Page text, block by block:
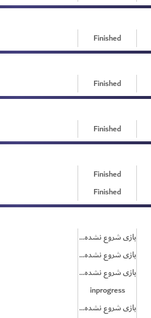
Finished
Finished
Finished
Finished
Finished
بازی شروع نشده است
بازی شروع نشده است
بازی شروع نشده است
inprogress
بازی شروع نشده است